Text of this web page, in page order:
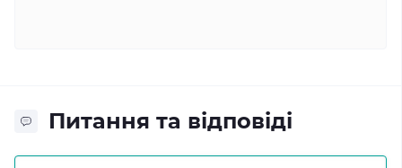
Питання та відповіді